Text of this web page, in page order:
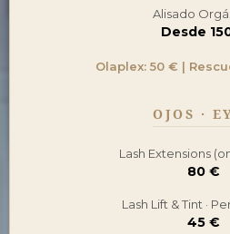
Alisado
Desde
Olaplex: 50 € |
OJOS ·
Lash Extensions
80 €
Lash Lift & Tint ·
45 €